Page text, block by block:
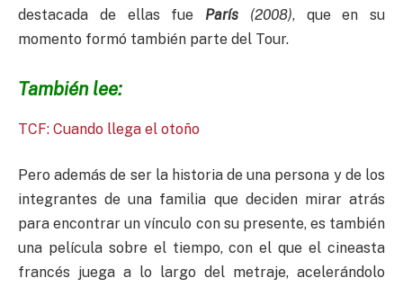
destacada de ellas fue París (2008), que en su
momento formó también parte del Tour.
También lee:
TCF: Cuando llega el otoño
Pero además de ser la historia de una persona y de los
integrantes de una familia que deciden mirar atrás
para encontrar un vínculo con su presente, es también
una película sobre el tiempo, con el que el cineasta
francés juega a lo largo del metraje, acelerándolo